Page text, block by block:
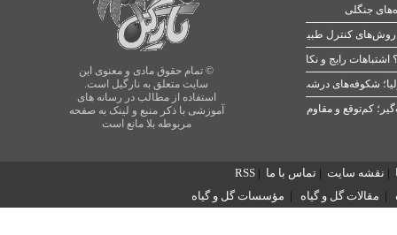
© تمام حقوق مادی و معنوی این
سایت متعلق به نارگیل است.
استفاده از مطالب در رسانه های
آموزشی با ذکر منبع و لینک به صفحه
مربوطه بلا مانع است
جنگلی
رایج و نکات طلایی
شکوفه‌های درشت در بهار
| نقشه سایت | تماس با ما |
RSS
| مقالات گل و گیاه | مؤسسات گل و گیاه